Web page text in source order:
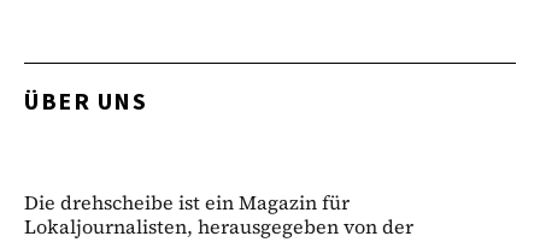
ÜBER UNS
Die drehscheibe ist ein Magazin für
Lokaljournalisten, herausgegeben von der